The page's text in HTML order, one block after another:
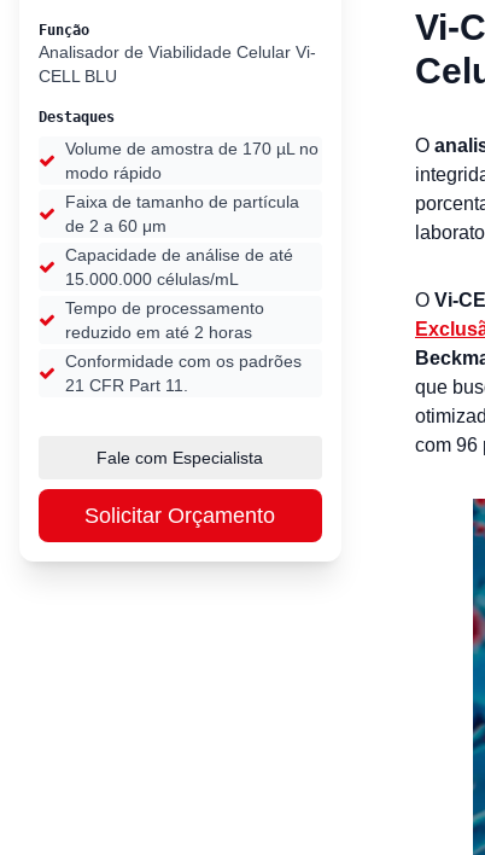
Vi-
O
O Vi-
que
com 96
Função
Analisador de Viabilidade Celular Vi-
CELL BLU
Destaques
Volume de amostra de 170 µL no
modo rápido
Faixa de tamanho de partícula
de 2 a 60 μm
Capacidade de análise de até
15.000.000 células/mL
Tempo de processamento
reduzido em até 2 horas
Conformidade com os padrões
21 CFR Part 11.
Fale com Especialista
Solicitar Orçamento